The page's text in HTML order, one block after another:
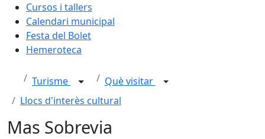
Cursos i tallers
Calendari municipal
Festa del Bolet
Hemeroteca
Turisme
Què visitar
Llocs d'interès cultural
Mas Sobrevia